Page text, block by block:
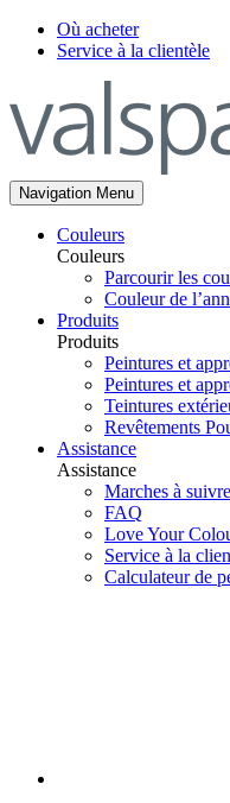
Où acheter
Service à la clientèle
Navigation Menu
Couleurs
Couleurs
Parcourir les
Couleur de
Produits
Produits
Peintures et
Peintures et
Teintures
Revêtements
Assistance
Assistance
Marches à suivre
FAQ
Love Your
Service à la
Calculateur de